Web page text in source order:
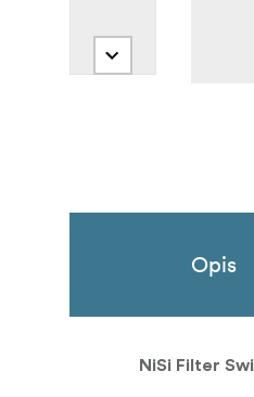
Opis
NiSi Filter